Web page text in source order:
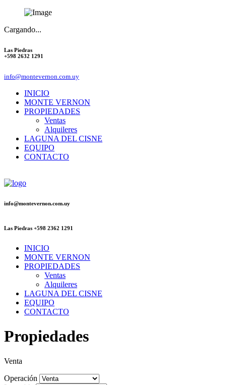
Cargando...
Las Piedras
+598 2632 1291
info@montevernon.com.uy
INICIO
MONTE VERNON
PROPIEDADES
Ventas
Alquileres
LAGUNA DEL CISNE
EQUIPO
CONTACTO
info@montevernon.com.uy
Las Piedras +598 2362 1291
INICIO
MONTE VERNON
PROPIEDADES
Ventas
Alquileres
LAGUNA DEL CISNE
EQUIPO
CONTACTO
Propiedades
Venta
Operación